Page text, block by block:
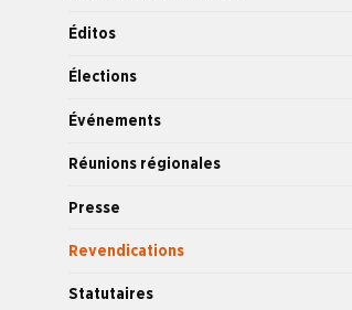
Éditos
Élections
Événements
Réunions régionales
Presse
Revendications
Statutaires